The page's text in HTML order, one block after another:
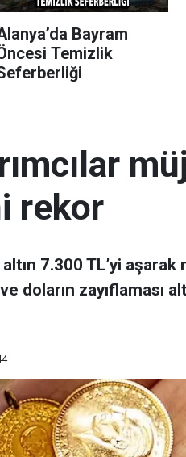
Bayram
Temizlik
rekor
altın 7.300 TL’yi
doların zayıflaması